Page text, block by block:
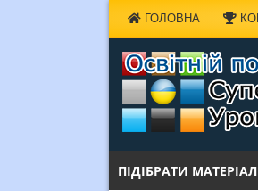
ГОЛОВНА
ПІДІБРАТИ